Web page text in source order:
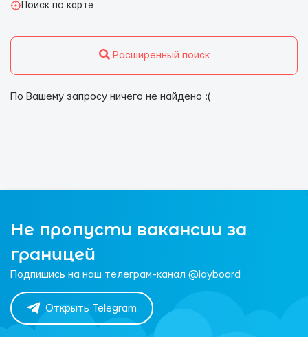
Поиск по карте
Расширенный поиск
По Вашему запросу ничего не найдено :(
Не пропусти вакансии за
границей
Подпишись на наш телеграм-канал @layboard
Открыть Telegram